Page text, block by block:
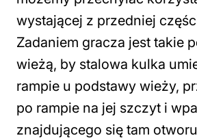
wystającej z przedniej
Zadaniem gracza jest takie
wieżą, by stalowa kulka
rampie u podstawy wieży,
po rampie na jej szczyt i
znajdującego się tam